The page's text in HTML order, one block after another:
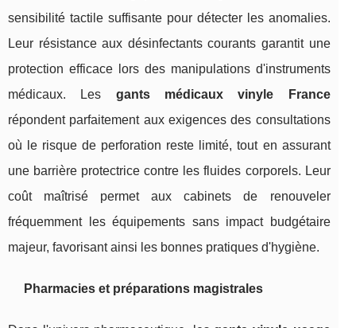
sensibilité tactile suffisante pour détecter les anomalies.
Leur résistance aux désinfectants courants garantit une
protection efficace lors des manipulations d'instruments
médicaux. Les gants médicaux vinyle France
répondent parfaitement aux exigences des consultations
où le risque de perforation reste limité, tout en assurant
une barrière protectrice contre les fluides corporels. Leur
coût maîtrisé permet aux cabinets de renouveler
fréquemment les équipements sans impact budgétaire
majeur, favorisant ainsi les bonnes pratiques d'hygiène.
Pharmacies et préparations magistrales